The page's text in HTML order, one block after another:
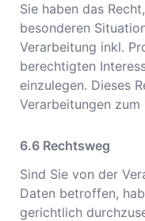
Sie haben das
besonderen
Verarbeitung inkl.
berechtigten
einzulegen. Dieses
Verarbeitungen
Rechtsweg
Sind Sie von der
Daten betroffen,
gerichtlich